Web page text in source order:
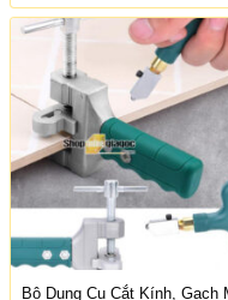
Bộ Dụng Cụ Cắt Kính, Gạch